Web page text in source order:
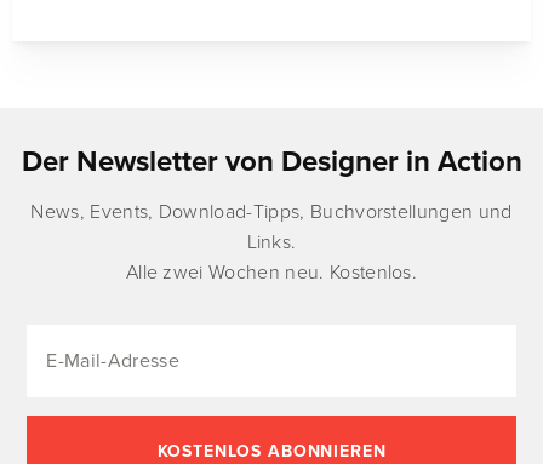
Der Newsletter von Designer in Action
News, Events, Download-Tipps, Buchvorstellungen und
Links.
Alle zwei Wochen neu. Kostenlos.